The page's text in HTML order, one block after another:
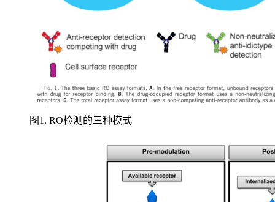
图1. RO检测的三种模式